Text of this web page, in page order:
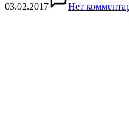
03.02.2017 Нет